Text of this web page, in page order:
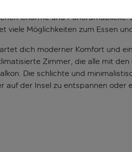
auskosten möchten. Die
Charme und
viele Möglichkeiten zum Essen
dich moderner Komfort und
Zimmer, die alle mit
Die schlichte und
auf der Insel zu entspannen oder